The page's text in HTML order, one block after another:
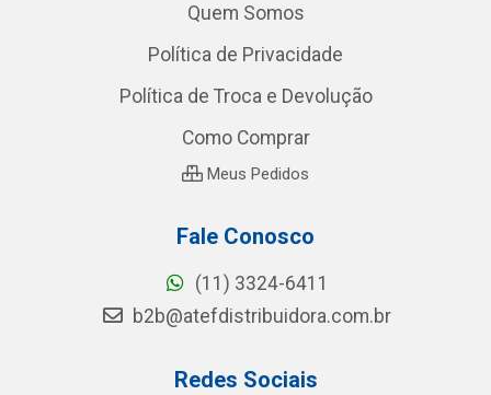
Quem Somos
Política de Privacidade
Política de Troca e Devolução
Como Comprar
Meus Pedidos
Fale Conosco
(11) 3324-6411
b2b@atefdistribuidora.com.br
Redes Sociais